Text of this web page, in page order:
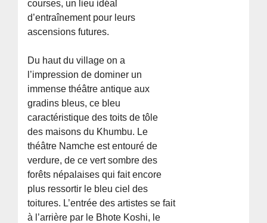
courses, un lieu idéal
d’entraînement pour leurs
ascensions futures.
Du haut du village on a
l’impression de dominer un
immense théâtre antique aux
gradins bleus, ce bleu
caractéristique des toits de tôle
des maisons du Khumbu. Le
théâtre Namche est entouré de
verdure, de ce vert sombre des
forêts népalaises qui fait encore
plus ressortir le bleu ciel des
toitures. L’entrée des artistes se fait
à l’arrière par le Bhote Koshi, le